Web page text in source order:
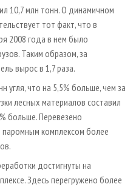
10,7 млн тонн. О динамичном
тот факт, что в
2008 года в нем было
Таким образом, за
вырос в 1,7 раза.
угля, что на 5,5% больше, чем за
лесных материалов составил
больше. Перевезено
комплексом более
достигнуты на
Здесь перегружено более